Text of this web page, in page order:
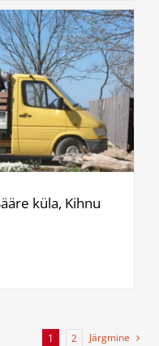
küla, Kihnu
1 2 Järgmine